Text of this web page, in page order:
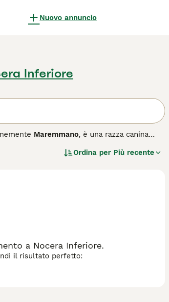
Nuovo annuncio
Inferiore
Maremmano, è una razza canina
si distingue per il suo manto bianco spesso
coraggioso, indipendente e altamente
minacce. Grazie alla sua natura
regolare. Le cure fondamentali
e autonomia. Parole chiave
cane guardiano bestiame.
Ordina per Più recente
a Nocera Inferiore.
il risultato perfetto: